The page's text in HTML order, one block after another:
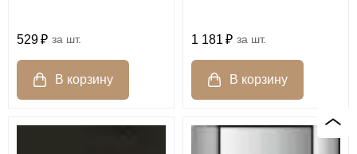
529 шт. 1 181 шт.